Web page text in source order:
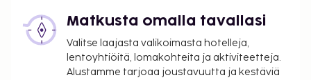
Matkusta omalla tavallasi
Valitse laajasta valikoimasta hotelleja,
lentoyhtiöitä, lomakohteita ja aktiviteetteja.
Alustamme tarjoaa joustavuutta ja kestäviä